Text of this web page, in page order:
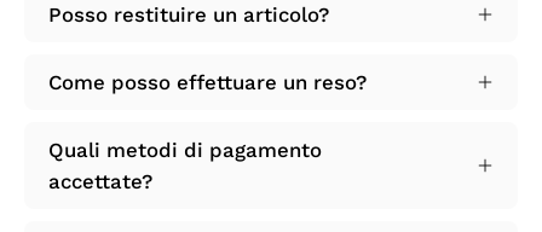
Posso restituire un articolo?
Come posso effettuare un reso?
Quali metodi di pagamento
accettate?